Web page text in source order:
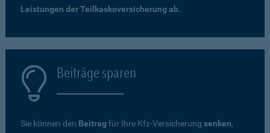
Leistungen der Teilkaskoversicherung ab.
Beiträge sparen
Sie können den Beitrag für Ihre Kfz-Versicherung senken,